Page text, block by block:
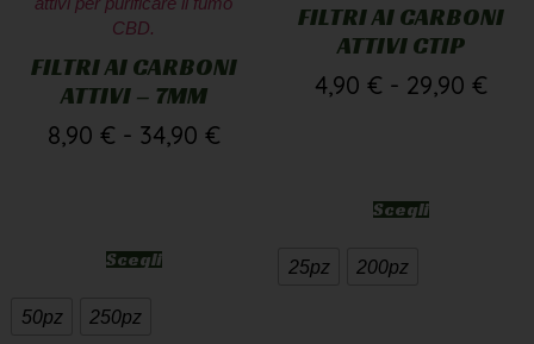
FILTRI AI CARBONI
ATTIVI – 7MM
8,90 € - 34,90 €
Scegli
50pz 250pz
FILTRI AI CARBONI
ATTIVI CTIP
4,90 € - 29,90 €
Scegli
25pz 200pz